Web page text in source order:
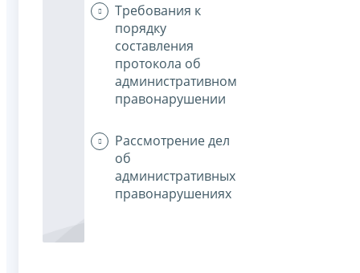
Требования к
порядку
составления
протокола об
административном
правонарушении
Рассмотрение дел
об
административных
правонарушениях